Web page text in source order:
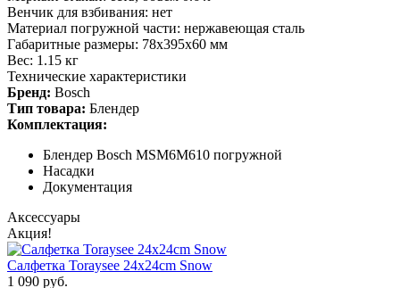
Венчик для взбивания: нет
Материал погружной части: нержавеющая сталь
Габаритные размеры: 78x395x60 мм
Вес: 1.15 кг
Технические характеристики
Бренд: Bosch
Тип товара: Блендер
Комплектация:
Блендер Bosch MSM6M610 погружной
Насадки
Документация
Аксессуары
Акция!
Салфетка Toraysee 24x24cm Snow
1 090 руб.